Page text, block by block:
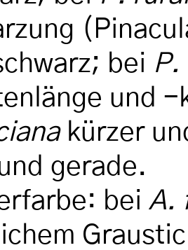
bei P.
und
kürzer
gerade.
bei A.